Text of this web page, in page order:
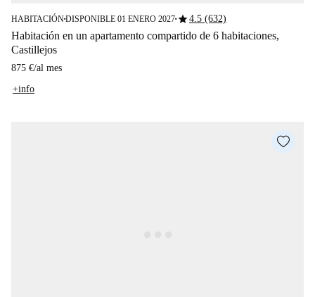
HABITACIÓN■DISPONIBLE 01 ENERO 2027■star4.5 (632)
Habitación en un apartamento compartido de 6 habitaciones,
Castillejos
875 €/al mes
+info